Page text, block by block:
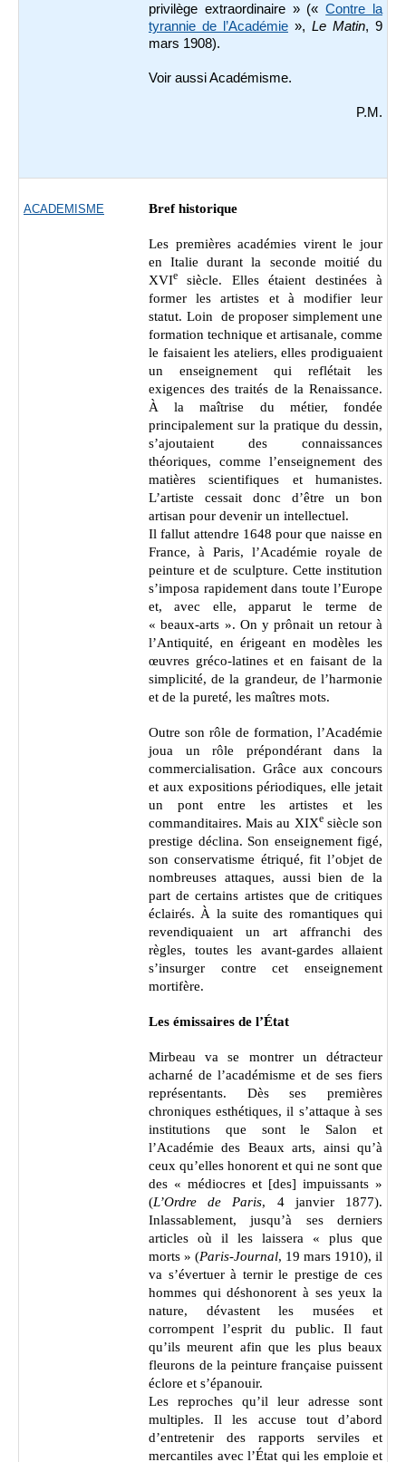
privilège extraordinaire » («Contre la
tyrannie de l’Académie », Le Matin, 9
mars 1908).
Voir aussi Académisme.
P.M.
ACADEMISME Bref historique
Les premières académies virent le jour
en Italie durant la seconde moitié du
XVIe siècle. Elles étaient destinées à
former les artistes et à modifier leur
statut. Loin de proposer simplement une
formation technique et artisanale, comme
le faisaient les ateliers, elles prodiguaient
un enseignement qui reflétait les
exigences des traités de la Renaissance.
À la maîtrise du métier, fondée
principalement sur la pratique du dessin,
s’ajoutaient des connaissances
théoriques, comme l’enseignement des
matières scientifiques et humanistes.
L’artiste cessait donc d’être un bon
artisan pour devenir un intellectuel.
Il fallut attendre 1648 pour que naisse en
France, à Paris, l’Académie royale de
peinture et de sculpture. Cette institution
s’imposa rapidement dans toute l’Europe
et, avec elle, apparut le terme de
« beaux-arts ». On y prônait un retour à
l’Antiquité, en érigeant en modèles les
œuvres gréco-latines et en faisant de la
simplicité, de la grandeur, de l’harmonie
et de la pureté, les maîtres mots.
Outre son rôle de formation, l’Académie
joua un rôle prépondérant dans la
commercialisation. Grâce aux concours
et aux expositions périodiques, elle jetait
un pont entre les artistes et les
commanditaires. Mais au XIXesiècle son
prestige déclina. Son enseignement figé,
son conservatisme étriqué, fit l’objet de
nombreuses attaques, aussi bien de la
part de certains artistes que de critiques
éclairés. À la suite des romantiques qui
revendiquaient un art affranchi des
règles, toutes les avant-gardes allaient
s’insurger contre cet enseignement
mortifère.
Les émissaires de l’État
Mirbeau va se montrer un détracteur
acharné de l’académisme et de ses fiers
représentants. Dès ses premières
chroniques esthétiques, il s’attaque à ses
institutions que sont le Salon et
l’Académie des Beaux arts, ainsi qu’à
ceux qu’elles honorent et qui ne sont que
des « médiocres et [des] impuissants »
(L’Ordre de Paris, 4 janvier 1877).
Inlassablement, jusqu’à ses derniers
articles où il les laissera « plus que
morts » (Paris-Journal, 19 mars 1910), il
va s’évertuer à ternir le prestige de ces
hommes qui déshonorent à ses yeux la
nature, dévastent les musées et
corrompent l’esprit du public. Il faut
qu’ils meurent afin que les plus beaux
fleurons de la peinture française puissent
éclore et s’épanouir.
Les reproches qu’il leur adresse sont
multiples. Il les accuse tout d’abord
d’entretenir des rapports serviles et
mercantiles avec l’État qui les emploie et